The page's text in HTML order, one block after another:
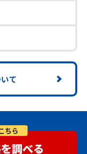
て
ちら
調べる